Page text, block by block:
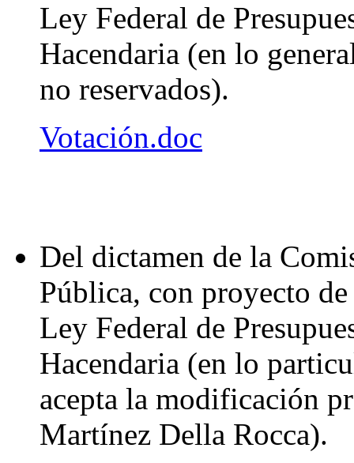
Ley Federal de
Hacendaria (en lo
no reservados).
Votación.doc
Del dictamen de la
Pública, con proyecto
Ley Federal de
Hacendaria (en lo
acepta la modificación
Martínez Della Rocca).